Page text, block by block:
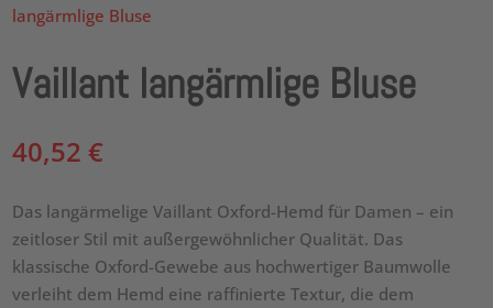
langärmlige Bluse
Vaillant langärmlige Bluse
40,52€
Das langärmelige Vaillant Oxford-Hemd für Damen – ein
zeitloser Stil mit außergewöhnlicher Qualität. Das
klassische Oxford-Gewebe aus hochwertiger Baumwolle
verleiht dem Hemd eine raffinierte Textur, die dem